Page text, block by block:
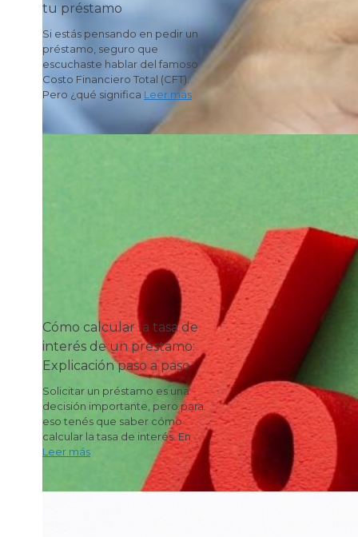
tu préstamo
Si estás pensando en pedir un
préstamo, seguro que
escuchaste hablar del famoso
Costo Financiero Total (CFT).
Pero ¿qué significa Leer más
Cómo calcular la tasa de
interés de un préstamo:
Explicación paso a paso
Solicitar un préstamo es una
decisión importante, pero para
eso tenés que saber cómo
calcular la tasa de interés. En
Leer más